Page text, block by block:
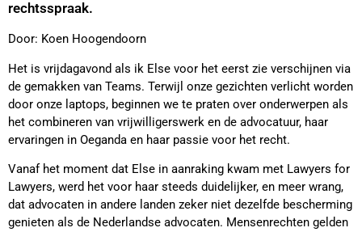
rechtsspraak.
Door: Koen Hoogendoorn
Het is vrijdagavond als ik Else voor het eerst zie verschijnen via
de gemakken van Teams. Terwijl onze gezichten verlicht worden
door onze laptops, beginnen we te praten over onderwerpen als
het combineren van vrijwilligerswerk en de advocatuur, haar
ervaringen in Oeganda en haar passie voor het recht.
Vanaf het moment dat Else in aanraking kwam met Lawyers for
Lawyers, werd het voor haar steeds duidelijker, en meer wrang,
dat advocaten in andere landen zeker niet dezelfde bescherming
genieten als de Nederlandse advocaten. Mensenrechten gelden